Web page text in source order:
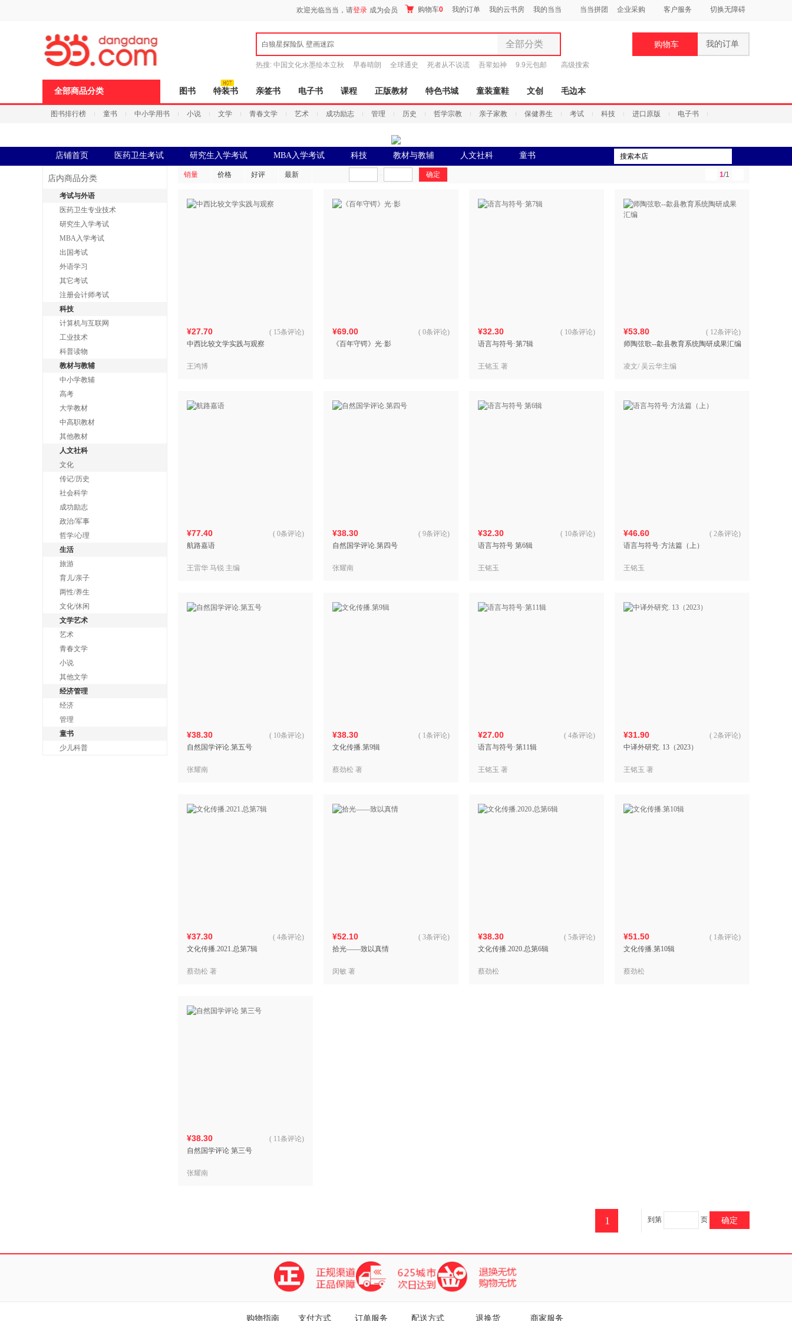
欢迎光临当当，请登录 成为会员 购物车0 我的订单 我的云书房 我的当当 当当拼团 企业采购 客户服务 切换无障碍
白狼星探险队 壁画迷踪 全部分类
全部分类
图书
电子书
音像
时尚美妆
母婴用品
童装童鞋
手机通讯
家用电器
热搜: 中国文化水墨绘本立秋 早春晴朗 全球通史 死者从不说谎 吾辈如神 9.9元包邮 高级搜索
购物车 我的订单
全部商品分类 图书 特装书 亲签书 电子书 课程 正版教材 特色书城 童装童鞋 文创 毛边本
图书排行榜 童书 中小学用书 小说 文学 青春文学 艺术 成功励志 管理 历史 哲学宗教 亲子家教 保健养生 考试 科技 进口原版 电子书
店铺首页 医药卫生考试 研究生入学考试 MBA入学考试 科技 教材与教辅 人文社科 童书
搜索
店内商品分类
考试与外语
医药卫生专业技术
研究生入学考试
MBA入学考试
出国考试
外语学习
其它考试
注册会计师考试
科技
计算机与互联网
工业技术
科普读物
教材与教辅
中小学教辅
高考
大学教材
中高职教材
其他教材
人文社科
文化
传记/历史
社会科学
成功励志
政治/军事
哲学/心理
生活
旅游
育儿/亲子
两性/养生
文化/休闲
文学艺术
艺术
青春文学
小说
其他文学
经济管理
经济
管理
童书
少儿科普
销量 价格 好评 最新 1/1
¥27.70
中西比较文学实践与观察
( 15条评论)
王鸿博
¥69.00
《百年守锷》光·影
( 0条评论) ¥32.30
语言与符号·第7辑
( 10条评论)
王铭玉 著
¥53.80
师陶弦歌--歙县教育系统陶研成果汇编
( 12条评论)
凌文/ 吴云华主编
¥77.40
航路嘉语
( 0条评论)
王雷华 马锐 主编
¥38.30
自然国学评论.第四号
( 9条评论)
张耀南
¥32.30
语言与符号 第6辑
( 10条评论)
王铭玉
¥46.60
语言与符号·方法篇（上）
( 2条评论)
王铭玉
¥38.30
自然国学评论.第五号
( 10条评论)
张耀南
¥38.30
文化传播.第9辑
( 1条评论)
蔡劲松 著
¥27.00
语言与符号·第11辑
( 4条评论)
王铭玉 著
¥31.90
中译外研究. 13（2023）
( 2条评论)
王铭玉 著
¥37.30
文化传播.2021.总第7辑
( 4条评论)
蔡劲松 著
¥52.10
拾光——致以真情
( 3条评论)
闵敏 著
¥38.30
文化传播.2020.总第6辑
( 5条评论)
蔡劲松
¥51.50
文化传播.第10辑
( 1条评论)
蔡劲松
¥38.30
自然国学评论 第三号
( 11条评论)
张耀南
到第 页 确定
1
购物指南 支付方式 订单服务 配送方式 退换货 商家服务
页
浪